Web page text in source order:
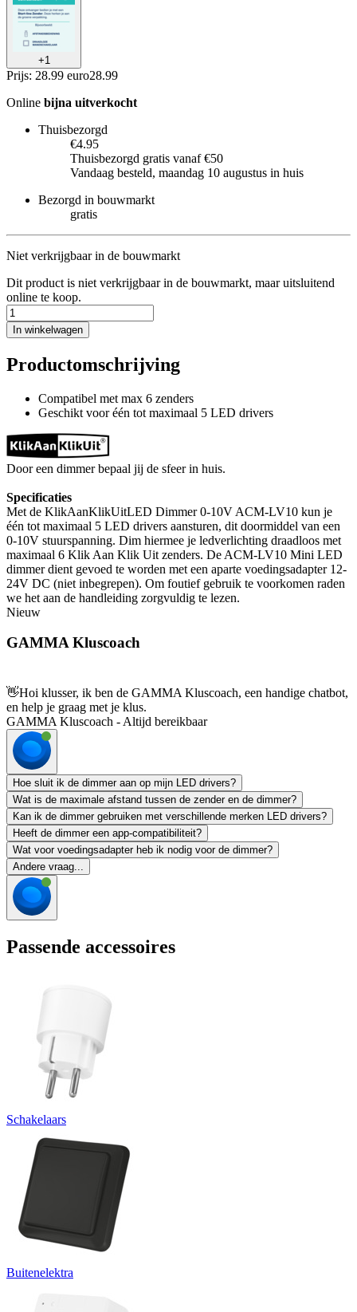
+1
Prijs: 28.99 euro28.99
Online bijna uitverkocht
Thuisbezorgd
€4.95
Thuisbezorgd gratis vanaf €50
Vandaag besteld, maandag 10 augustus in huis
Bezorgd in bouwmarkt
gratis
Niet verkrijgbaar in de bouwmarkt
Dit product is niet verkrijgbaar in de bouwmarkt, maar uitsluitend
online te koop.
In winkelwagen
Productomschrijving
Compatibel met max 6 zenders
Geschikt voor één tot maximaal 5 LED drivers
Door een dimmer bepaal jij de sfeer in huis.
Specificaties
Met de KlikAanKlikUitLED Dimmer 0-10V ACM-LV10 kun je
één tot maximaal 5 LED drivers aansturen, dit doormiddel van een
0-10V stuurspanning. Dim hiermee je ledverlichting draadloos met
maximaal 6 Klik Aan Klik Uit zenders. De ACM-LV10 Mini LED
dimmer dient gevoed te worden met een aparte voedingsadapter 12-
24V DC (niet inbegrepen). Om foutief gebruik te voorkomen raden
we het aan de handleiding zorgvuldig te lezen.
Nieuw
GAMMA Kluscoach
👋Hoi klusser, ik ben de GAMMA Kluscoach, een handige chatbot,
en help je graag met je klus.
GAMMA Kluscoach - Altijd bereikbaar
Hoe sluit ik de dimmer aan op mijn LED drivers?
Wat is de maximale afstand tussen de zender en de dimmer?
Kan ik de dimmer gebruiken met verschillende merken LED drivers?
Heeft de dimmer een app-compatibiliteit?
Wat voor voedingsadapter heb ik nodig voor de dimmer?
Andere vraag...
Passende accessoires
Schakelaars
Buitenelektra